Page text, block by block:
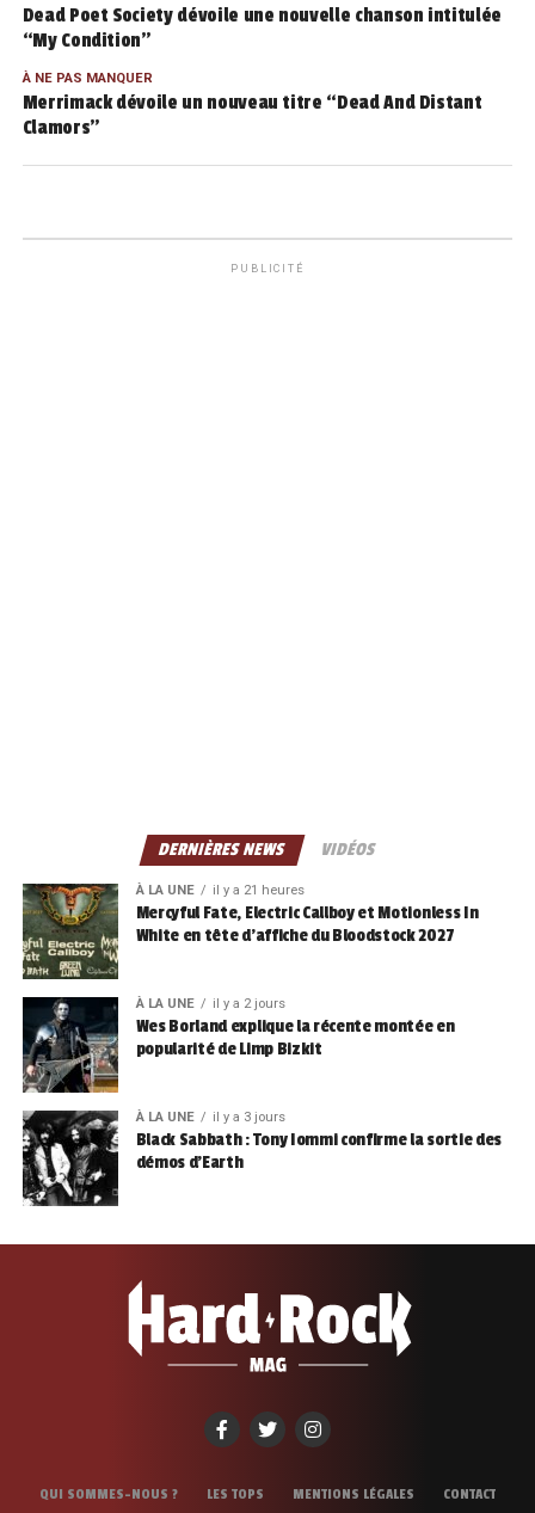
Dead Poet Society dévoile une nouvelle chanson intitulée
“My Condition”
À NE PAS MANQUER
Merrimack dévoile un nouveau titre “Dead And Distant
Clamors”
PUBLICITÉ
DERNIÈRES NEWS VIDÉOS
À LA UNE il y a 21 heures
Mercyful Fate, Electric Callboy et Motionless In
White en tête d’affiche du Bloodstock 2027
À LA UNE il y a 2 jours
Wes Borland explique la récente montée en
popularité de Limp Bizkit
À LA UNE il y a 3 jours
Black Sabbath : Tony Iommi confirme la sortie des
démos d’Earth
QUI SOMMES-NOUS ? LES TOPS MENTIONS LÉGALES CONTACT